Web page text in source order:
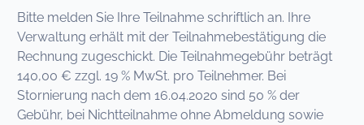
Bitte melden Sie Ihre Teilnahme schriftlich an. Ihre
Verwaltung erhält mit der Teilnahmebestätigung die
Rechnung zugeschickt. Die Teilnahmegebühr beträgt
140,00 € zzgl. 19 % MwSt. pro Teilnehmer. Bei
Stornierung nach dem 16.04.2020 sind 50 % der
Gebühr, bei Nichtteilnahme ohne Abmeldung sowie